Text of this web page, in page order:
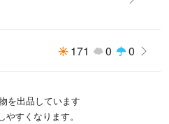
171 0 0
を出品しています
すくなります。